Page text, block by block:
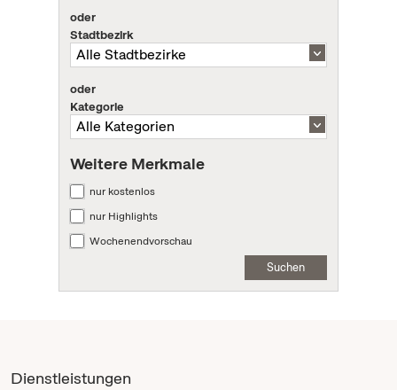
oder
Stadtbezirk
oder
Kategorie
Weitere Merkmale
nur kostenlos
nur Highlights
Wochenendvorschau
Suchen
Dienstleistungen